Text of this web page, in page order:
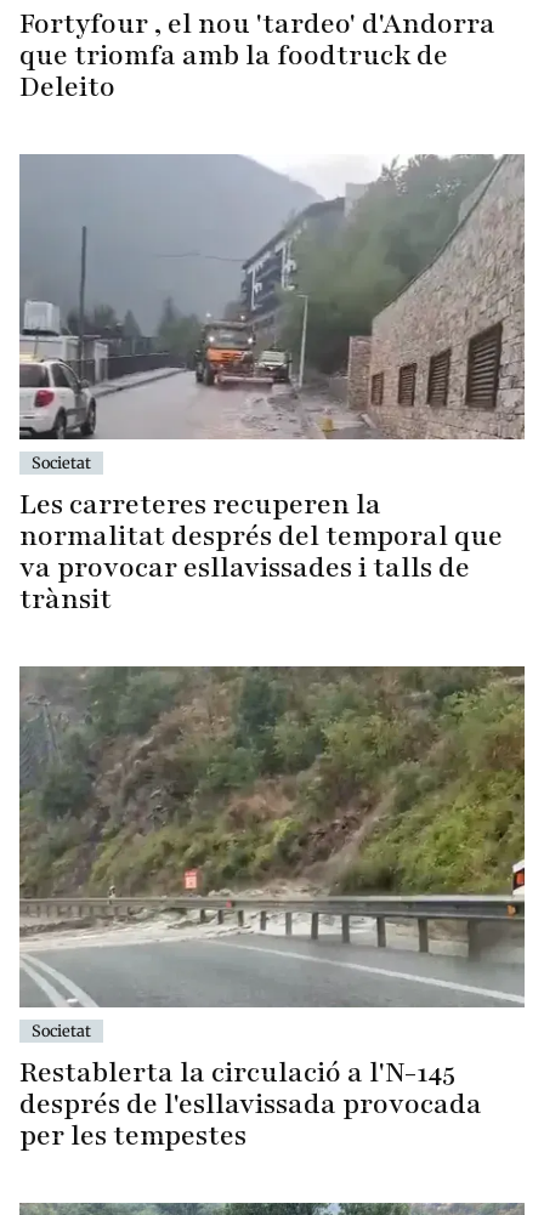
Fortyfour , el nou 'tardeo' d'Andorra
que triomfa amb la foodtruck de
Deleito
Societat
Les carreteres recuperen la
normalitat després del temporal que
va provocar esllavissades i talls de
trànsit
Societat
Restablerta la circulació a l'N-145
després de l'esllavissada provocada
per les tempestes